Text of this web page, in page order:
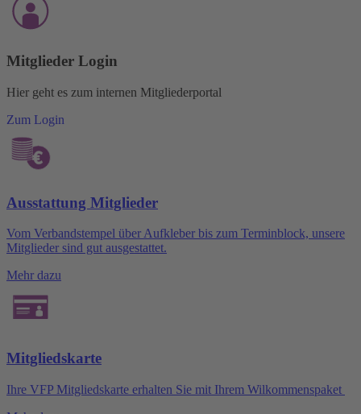
Mitglieder Login
Hier geht es zum internen Mitgliederportal
Zum Login
Ausstattung Mitglieder
Vom Verbandstempel über Aufkleber bis zum Terminblock, unsere
Mitglieder sind gut ausgestattet.
Mehr dazu
Mitgliedskarte
Ihre VFP Mitgliedskarte erhalten Sie mit Ihrem Wilkommenspaket